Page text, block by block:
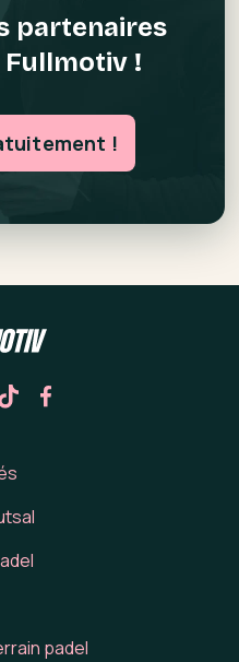
partenaires
!
!
padel